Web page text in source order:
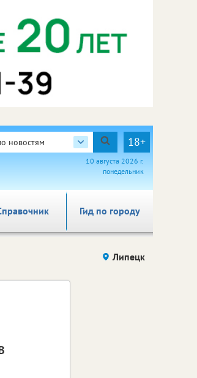
новостям 18+
10 августа 2026 г.
понедельник
Гид по городу
Липецк